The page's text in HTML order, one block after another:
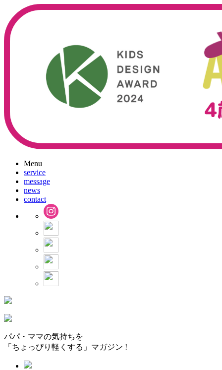
Menu
service
message
news
contact
パパ・ママの気持ちを
「ちょっぴり軽くする」マガジン !